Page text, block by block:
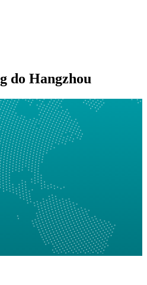
do Hangzhou